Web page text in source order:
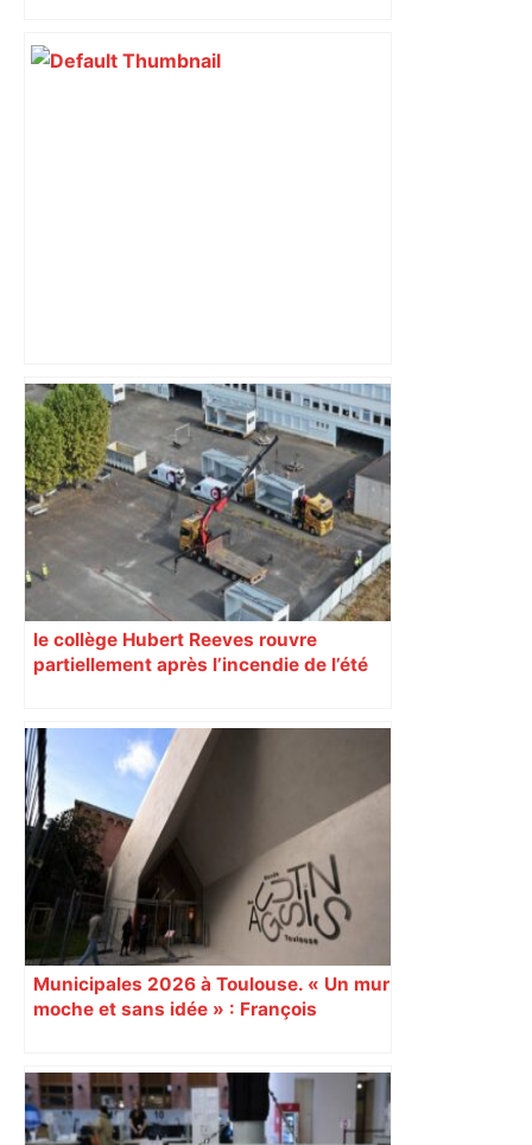
« Rien d'inquiétant » pour Guillaume
Restes, le gardien de Toulouse, après
sa sortie à Metz – L'Équipe
le collège Hubert Reeves rouvre
partiellement après l’incendie de l’été
Municipales 2026 à Toulouse. « Un mur
moche et sans idée » : François
Augustins